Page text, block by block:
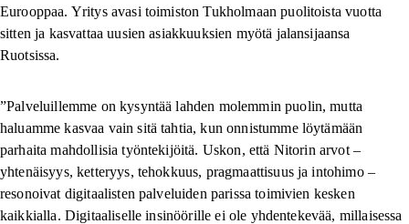
Eurooppaa. Yritys avasi toimiston Tukholmaan puolitoista vuotta
sitten ja kasvattaa uusien asiakkuuksien myötä jalansijaansa
Ruotsissa.
”Palveluillemme on kysyntää lahden molemmin puolin, mutta
haluamme kasvaa vain sitä tahtia, kun onnistumme löytämään
parhaita mahdollisia työntekijöitä. Uskon, että Nitorin arvot –
yhtenäisyys, ketteryys, tehokkuus, pragmaattisuus ja intohimo –
resonoivat digitaalisten palveluiden parissa toimivien kesken
kaikkialla. Digitaaliselle insinöörille ei ole yhdentekevää, millaisessa